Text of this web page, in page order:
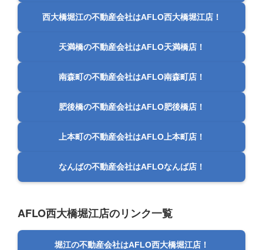
西大橋堀江の不動産会社はAFLO西大橋堀江店！
天満橋の不動産会社はAFLO天満橋店！
南森町の不動産会社はAFLO南森町店！
肥後橋の不動産会社はAFLO肥後橋店！
上本町の不動産会社はAFLO上本町店！
なんばの不動産会社はAFLOなんば店！
AFLO西大橋堀江店のリンク一覧
堀江の不動産会社はAFLO西大橋堀江店！